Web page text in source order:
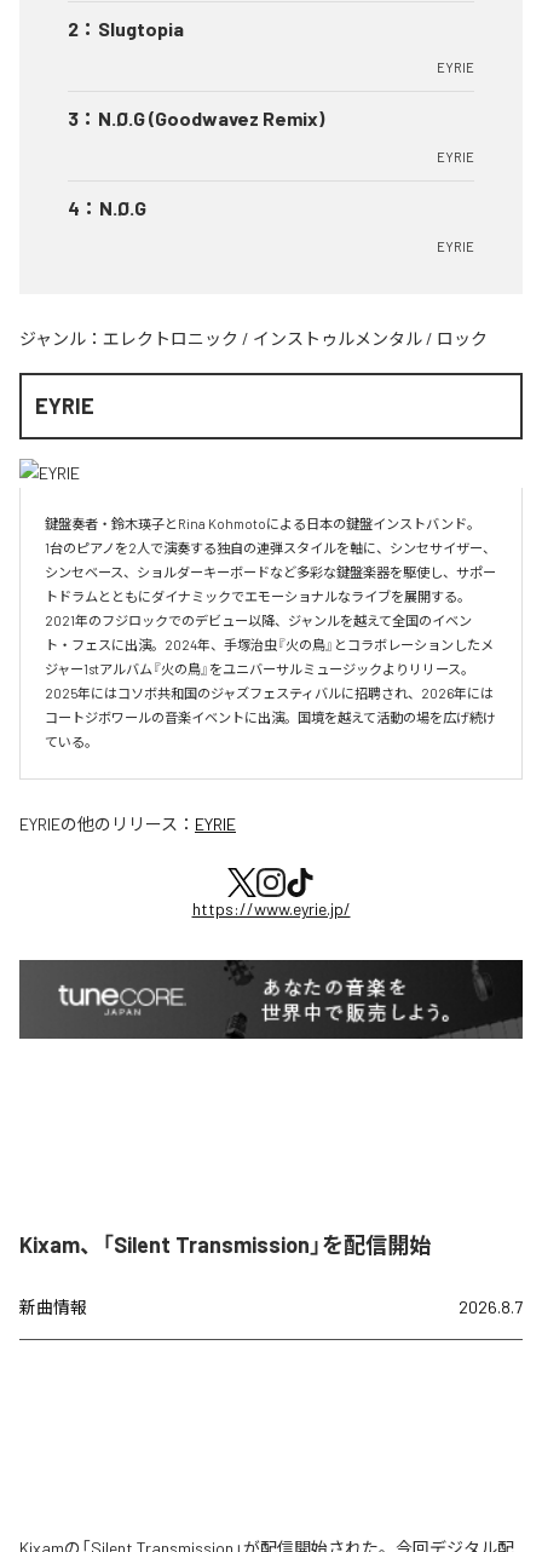
2 ： Slugtopia
EYRIE
3 ： N.Ø.G (Goodwavez Remix)
EYRIE
4 ： N.Ø.G
EYRIE
ジャンル： エレクトロニック / インストゥルメンタル / ロック
EYRIE
鍵盤奏者・鈴木瑛子とRina Kohmotoによる日本の鍵盤インストバンド。
1台のピアノを2人で演奏する独自の連弾スタイルを軸に、シンセサイザー、
シンセベース、ショルダーキーボードなど多彩な鍵盤楽器を駆使し、サポー
トドラムとともにダイナミックでエモーショナルなライブを展開する。
2021年のフジロックでのデビュー以降、ジャンルを越えて全国のイベン
ト・フェスに出演。2024年、手塚治虫『火の鳥』とコラボレーションしたメ
ジャー1stアルバム『火の鳥』をユニバーサルミュージックよりリリース。
2025年にはコソボ共和国のジャズフェスティバルに招聘され、2026年には
コートジボワールの音楽イベントに出演。国境を越えて活動の場を広げ続け
ている。​
EYRIEの他のリリース： EYRIE
https://www.eyrie.jp/
Kixam、「Silent Transmission」を配信開始
新曲情報 2026.8.7
Kixamの「Silent Transmission」が配信開始された。今回デジタル配